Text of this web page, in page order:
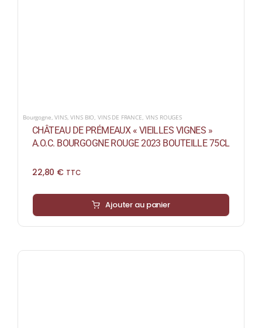
Bourgogne ,VINS,VINS BIO VINS DE FRANCE VINS ROUGES
CHÂTEAU DE PRÉMEAUX « VIEILLES VIGNES »
A.O.C. BOURGOGNE ROUGE 2023 BOUTEILLE 75CL
22,80 € TTC
Ajouter au panier